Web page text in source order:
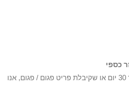
הפריטים שלך לא קיבלו תוך 30 יום או שקיבלת פריט פגום / פגום, אנו